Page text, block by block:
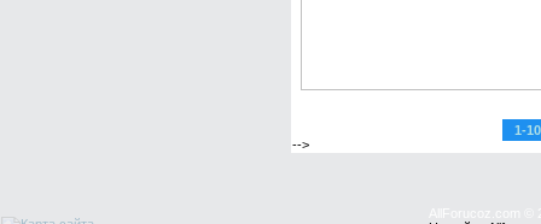
1-10
-->
AllForucoz.com ©